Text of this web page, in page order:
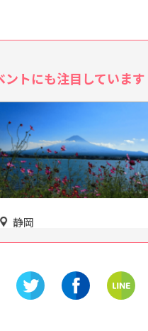
トにも注目しています
岐阜
飛騨高山の歴史や文化などす
博物館」